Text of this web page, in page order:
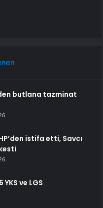
butlana tazminat
istifa etti, Savcı
ve LGS